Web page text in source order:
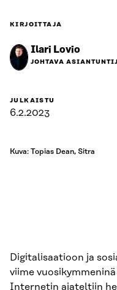
KIRJOITTAJA
Ilari Lovio
JOHTAVA
JULKAISTU
6.2.2023
Kuva: Topias Dean, Sitra
Digitalisaatioon ja
viime
Internetin ajateltiin